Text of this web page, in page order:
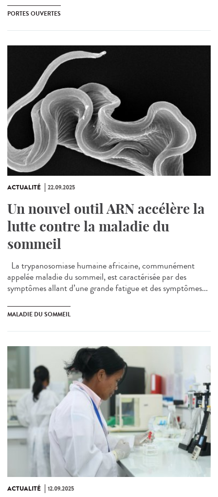
PORTES OUVERTES
ACTUALITÉ 22.09.2025
Un nouvel outil ARN accélère la
lutte contre la maladie du
sommeil
La trypanosomiase humaine africaine, communément
appelée maladie du sommeil, est caractérisée par des
symptômes allant d’une grande fatigue et des symptômes...
MALADIE DU SOMMEIL
ACTUALITÉ 12.09.2025